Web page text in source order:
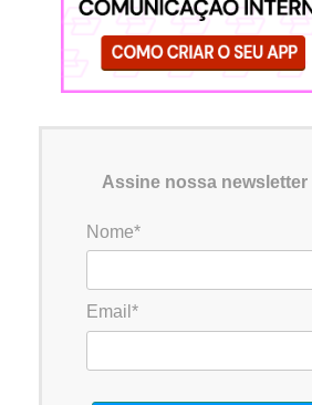
Assine nossa newsletter
Nome*
Email*